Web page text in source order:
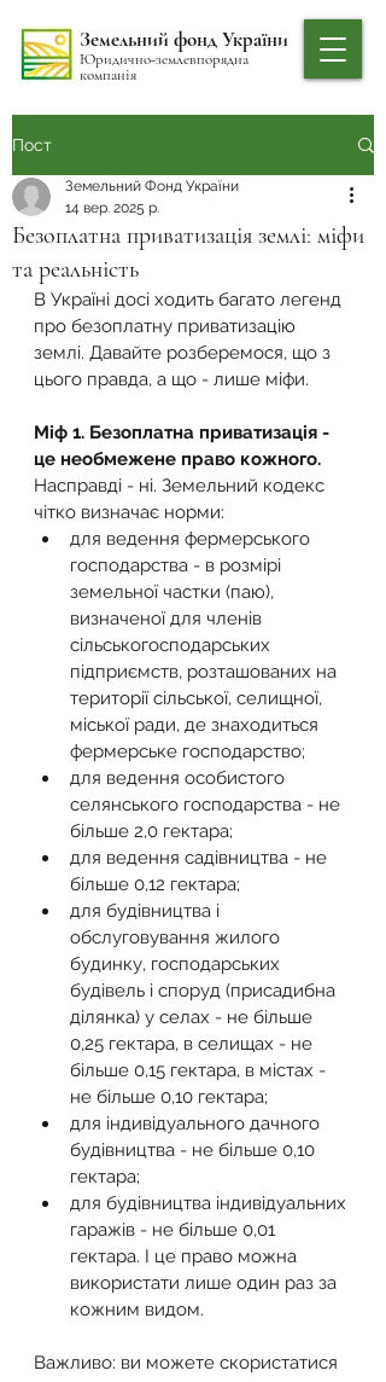
Земельний фонд України
Юридично-землевпорядна
компанія
Пост
Безоплатна приватизація землі: міфи
та реальність
Земельний Фонд України
14 вер. 2025 р.
В Україні досі ходить багато легенд
про безоплатну приватизацію
землі. Давайте розберемося, що з
цього правда, а що - лише міфи.
Міф 1. Безоплатна приватизація -
це необмежене право кожного.
Насправді - ні. Земельний кодекс
чітко визначає норми:
для ведення фермерського
господарства - в розмірі
земельної частки (паю),
визначеної для членів
сільськогосподарських
підприємств, розташованих на
території сільської, селищної,
міської ради, де знаходиться
фермерське господарство;
для ведення особистого
селянського господарства - не
більше 2,0 гектара;
для ведення садівництва - не
більше 0,12 гектара;
для будівництва і
обслуговування жилого
будинку, господарських
будівель і споруд (присадибна
ділянка) у селах - не більше
0,25 гектара, в селищах - не
більше 0,15 гектара, в містах -
не більше 0,10 гектара;
для індивідуального дачного
будівництва - не більше 0,10
гектара;
для будівництва індивідуальних
гаражів - не більше 0,01
гектара. І це право можна
використати лише один раз за
кожним видом.
Важливо: ви можете скористатися